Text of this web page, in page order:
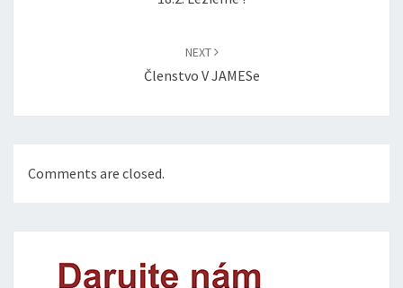
NEXT
Členstvo V JAMESe
Comments are closed.